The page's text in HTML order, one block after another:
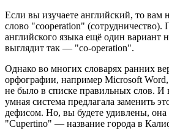
Если вы изучаете английский, то вам
слово "cooperation" (сотрудничество).
английского языка ещё один вариант
выглядит так — "co-operation".
Однако во многих словарях ранних
орфографии, например Microsoft
не было в списке правильных слов. И
умная система предлагала заменить
дефисом. Но, вы будете удивлены, она
"Cupertino" — название города в